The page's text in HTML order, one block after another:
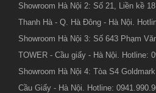
Showroom Hà Nội 2: Số 21, Liền kề
Thanh Hà - Q. Hà Đông - Hà Nội.
Showroom Hà Nội 3: Số 643 Phạm
TOWER - Cầu giấy - Hà Nội. Hotline:
Showroom Hà Nội 4: Tòa S4
Cầu Giấy - Hà Nội. Hotline: